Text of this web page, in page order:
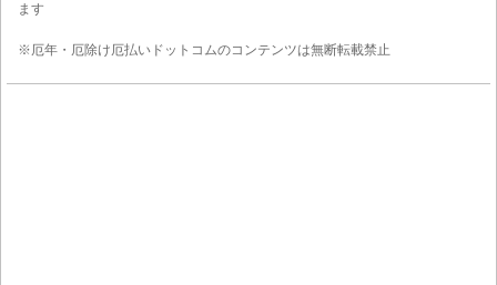
ます
※厄年・厄除け厄払いドットコムのコンテンツは無断転載禁止